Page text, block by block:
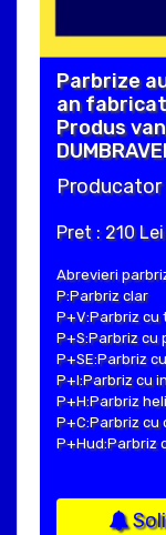
Parbrize
an
Produs
Producator
Pret : 210 Lei
Abrevieri
P:Parbriz clar
P+V:Parbriz cu
P+S:Parbriz cu
P+SE:Parbriz
P+I:Parbriz cu
P+H:Parbriz
P+C:Parbriz cu
P+Hud:Parbriz